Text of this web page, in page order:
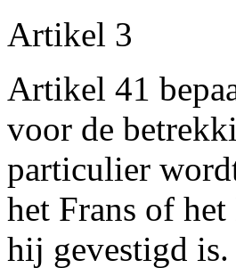
Artikel 3
Artikel 41
voor de
particulier
het Frans of
hij gevestigd